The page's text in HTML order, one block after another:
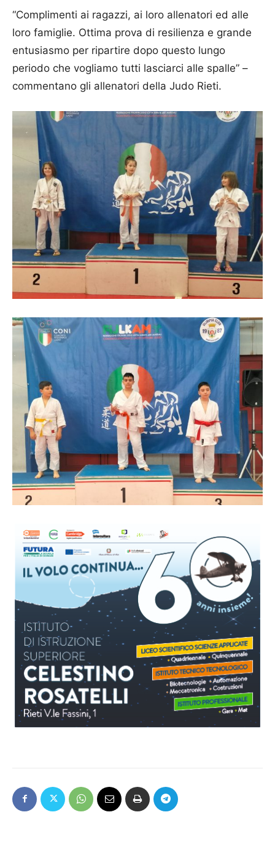
“Complimenti ai ragazzi, ai loro allenatori ed alle
loro famiglie. Ottima prova di resilienza e grande
entusiasmo per ripartire dopo questo lungo
periodo che vogliamo tutti lasciarci alle spalle” –
commentano gli allenatori della Judo Rieti.